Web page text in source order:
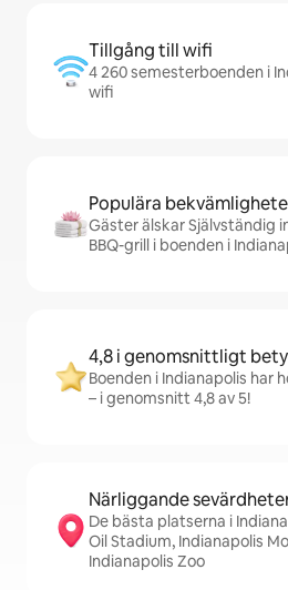
Tillgång till wifi
4 260 semesterboenden i
wifi
Populära
Gäster älskar Självständig
BBQ-grill i boenden i
4,8 i genomsnittligt
Boenden i Indianapolis har
– i genomsnitt 4,8 av 5!
Närliggande
De bästa platserna i
Oil Stadium, Indianapolis
Indianapolis Zoo